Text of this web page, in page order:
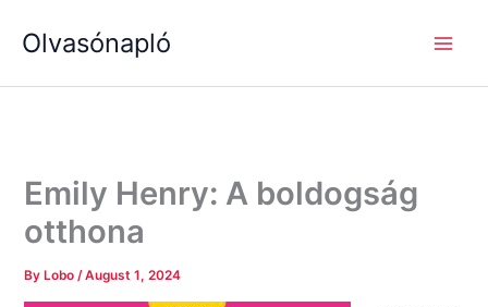
Olvasónapló
Emily Henry: A boldogság
otthona
By Lobo/August 1, 2024
e
a
é
g
k
é
g
k